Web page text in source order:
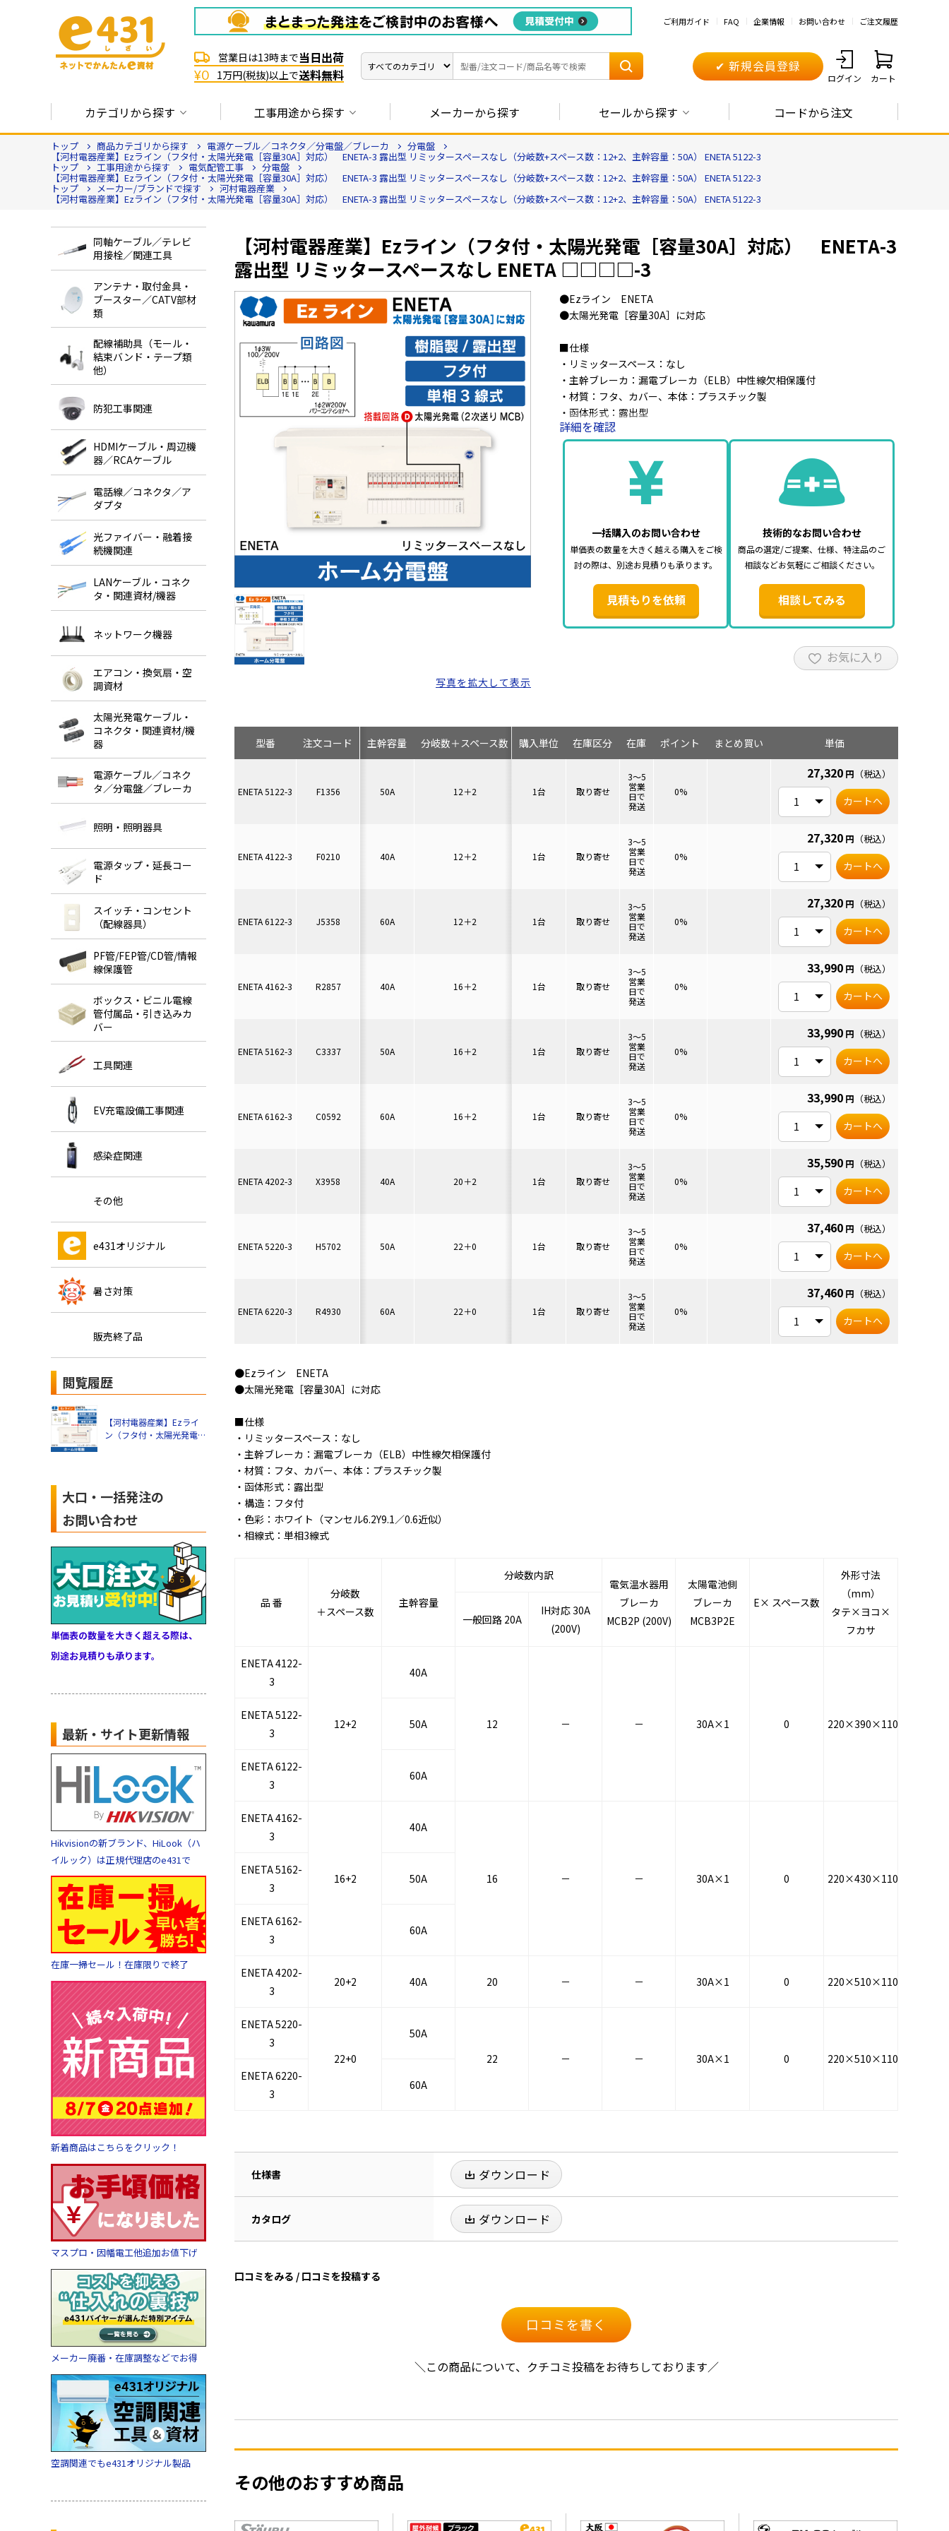
ご利用ガイド FAQ 企業情報 お問い合わせ ご注文履歴
営業日は13時まで当日出荷
¥0 1万円(税抜)以上で送料無料
✔ 新規会員登録
ログイン カート
カテゴリから探す 工事用途から探す メーカーから探す セールから探す コードから注文
トップ 商品カテゴリから探す 電源ケーブル／コネクタ／分電盤／ブレーカ 分電盤
【河村電器産業】Ezライン（フタ付・太陽光発電［容量30A］対応） ENETA-3 露出型 リミッタースペースなし（分岐数+スペース数：12+2、主幹容量：50A） ENETA 5122-3
トップ 工事用途から探す 電気配管工事 分電盤
【河村電器産業】Ezライン（フタ付・太陽光発電［容量30A］対応） ENETA-3 露出型 リミッタースペースなし（分岐数+スペース数：12+2、主幹容量：50A） ENETA 5122-3
トップ メーカー/ブランドで探す 河村電器産業
【河村電器産業】Ezライン（フタ付・太陽光発電［容量30A］対応） ENETA-3 露出型 リミッタースペースなし（分岐数+スペース数：12+2、主幹容量：50A） ENETA 5122-3
同軸ケーブル／テレビ
用接栓／関連工具
アンテナ・取付金具・
ブースター／CATV部材
類
配線補助具（モール・
結束バンド・テープ類
他）
防犯工事関連
HDMIケーブル・周辺機
器／RCAケーブル
電話線／コネクタ／ア
ダプタ
光ファイバー・融着接
続機関連
LANケーブル・コネク
タ・関連資材/機器
ネットワーク機器
エアコン・換気扇・空
調資材
太陽光発電ケーブル・
コネクタ・関連資材/機
器
電源ケーブル／コネク
タ／分電盤／ブレーカ
照明・照明器具
電源タップ・延長コー
ド
スイッチ・コンセント
（配線器具）
PF管/FEP管/CD管/情報
線保護管
ボックス・ビニル電線
管付属品・引き込みカ
バー
工具関連
EV充電設備工事関連
感染症関連
その他
e431オリジナル
暑さ対策
販売終了品
閲覧履歴
【河村電器産業】Ezライ
ン（フタ付・太陽光発電
容量：50A） ENETA 5122-
大口・一括発注の
お問い合わせ
単価表の数量を大きく超える際は、
別途お見積りも承ります。
最新・サイト更新情報
Hikvisionの新ブランド、HiLook（ハ
イルック）は正規代理店のe431で
在庫一掃セール！在庫限りで終了
新着商品はこちらをクリック！
マスプロ・因幡電工他追加お値下げ
メーカー廃番・在庫調整などでお得
空調関連でもe431オリジナル製品
【河村電器産業】Ezライン（フタ付・太陽光発電［容量30A］対応） ENETA-3
露出型 リミッタースペースなし ENETA □□□□-3
●Ezライン ENETA
●太陽光発電［容量30A］に対応
■仕様
・リミッタースペース：なし
・主幹ブレーカ：漏電ブレーカ（ELB）中性線欠相保護付
・材質：フタ、カバー、本体：プラスチック製
・函体形式：露出型
・構造：フタ付
・色彩：ホワイト（マンセル6.2Y9.1／0.6近似）
・相線式：単相3線式
詳細を確認
一括購入のお問い合わせ
単価表の数量を大きく越える購入をご検
討の際は、別途お見積りも承ります。
見積もりを依頼
技術的なお問い合わせ
商品の選定/ご提案、仕様、特注品のご
相談などお気軽にご相談ください。
相談してみる
お気に入り
写真を拡大して表示
型番 注文コード
ENETA 5122-3 F1356
ENETA 4122-3 F0210
ENETA 6122-3 J5358
ENETA 4162-3 R2857
ENETA 5162-3 C3337
ENETA 6162-3 C0592
ENETA 4202-3 X3958
ENETA 5220-3 H5702
ENETA 6220-3 R4930
主幹容量 分岐数＋スペース数
50A 12＋2
40A 12＋2
60A 12＋2
40A 16＋2
50A 16＋2
60A 16＋2
40A 20＋2
50A 22＋0
60A 22＋0
購入単位 在庫区分 在庫 ポイント まとめ買い 単価
1台 取り寄せ
3～5
営業
日で
発送
0%
27,320 円 （税込）
カートへ
1台 取り寄せ
3～5
営業
日で
発送
0%
27,320 円 （税込）
カートへ
1台 取り寄せ
3～5
営業
日で
発送
0%
27,320 円 （税込）
カートへ
1台 取り寄せ
3～5
営業
日で
発送
0%
33,990 円 （税込）
カートへ
1台 取り寄せ
3～5
営業
日で
発送
0%
33,990 円 （税込）
カートへ
1台 取り寄せ
3～5
営業
日で
発送
0%
33,990 円 （税込）
カートへ
1台 取り寄せ
3～5
営業
日で
発送
0%
35,590 円 （税込）
カートへ
1台 取り寄せ
3～5
営業
日で
発送
0%
37,460 円 （税込）
カートへ
1台 取り寄せ
3～5
営業
日で
発送
0%
37,460 円 （税込）
カートへ
●Ezライン ENETA
●太陽光発電［容量30A］に対応
■仕様
・リミッタースペース：なし
・主幹ブレーカ：漏電ブレーカ（ELB）中性線欠相保護付
・材質：フタ、カバー、本体：プラスチック製
・函体形式：露出型
・構造：フタ付
・色彩：ホワイト（マンセル6.2Y9.1／0.6近似）
・相線式：単相3線式
品 番
分岐数
＋スペース数
主幹容量
分岐数内訳
電気温水器用
ブレーカ
MCB2P (200V)
太陽電池側
ブレーカ
MCB3P2E
E× スペース数
外形寸法
（mm）
タテ×ヨコ×
フカサ
一般回路 20A
IH対応 30A
(200V)
ENETA 4122-
3
12+2
40A
12 － － 30A×1 0 220×390×110
ENETA 5122-
3
50A
ENETA 6122-
3
60A
ENETA 4162-
3
16+2
40A
16 － － 30A×1 0 220×430×110
ENETA 5162-
3
50A
ENETA 6162-
3
60A
ENETA 4202-
3
20+2 40A 20 － － 30A×1 0 220×510×110
ENETA 5220-
3
22+0
50A
22
－ － 30A×1 0
220×510×110
ENETA 6220-
3
60A
仕様書 ダウンロード
カタログ ダウンロード
口コミをみる / 口コミを投稿する
口コミを書く
＼この商品について、クチコミ投稿をお待ちしております／
その他のおすすめ商品